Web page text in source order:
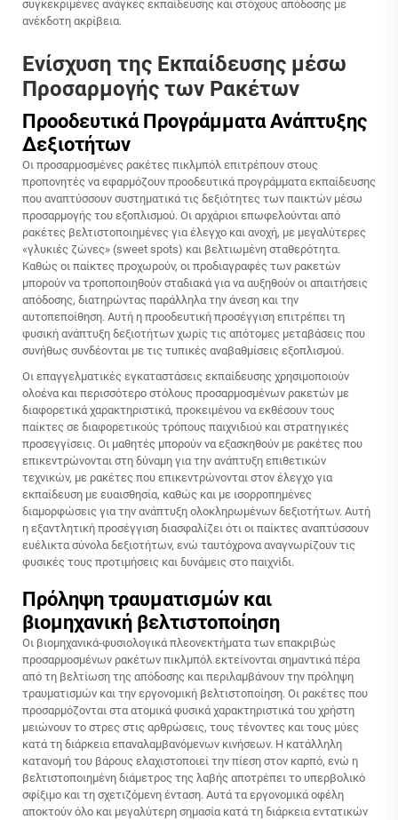
συγκεκριμένες ανάγκες εκπαίδευσης και στόχους απόδοσης με
ανέκδοτη ακρίβεια.
Ενίσχυση της Εκπαίδευσης μέσω
Προσαρμογής των Ρακέτων
Προοδευτικά Προγράμματα Ανάπτυξης
Δεξιοτήτων
Οι προσαρμοσμένες ρακέτες πικλμπόλ επιτρέπουν στους
προπονητές να εφαρμόζουν προοδευτικά προγράμματα εκπαίδευσης
που αναπτύσσουν συστηματικά τις δεξιότητες των παικτών μέσω
προσαρμογής του εξοπλισμού. Οι αρχάριοι επωφελούνται από
ρακέτες βελτιστοποιημένες για έλεγχο και ανοχή, με μεγαλύτερες
«γλυκιές ζώνες» (sweet spots) και βελτιωμένη σταθερότητα.
Καθώς οι παίκτες προχωρούν, οι προδιαγραφές των ρακετών
μπορούν να τροποποιηθούν σταδιακά για να αυξηθούν οι απαιτήσεις
απόδοσης, διατηρώντας παράλληλα την άνεση και την
αυτοπεποίθηση. Αυτή η προοδευτική προσέγγιση επιτρέπει τη
φυσική ανάπτυξη δεξιοτήτων χωρίς τις απότομες μεταβάσεις που
συνήθως συνδέονται με τις τυπικές αναβαθμίσεις εξοπλισμού.
Οι επαγγελματικές εγκαταστάσεις εκπαίδευσης χρησιμοποιούν
ολοένα και περισσότερο στόλους προσαρμοσμένων ρακετών με
διαφορετικά χαρακτηριστικά, προκειμένου να εκθέσουν τους
παίκτες σε διαφορετικούς τρόπους παιχνιδιού και στρατηγικές
προσεγγίσεις. Οι μαθητές μπορούν να εξασκηθούν με ρακέτες που
επικεντρώνονται στη δύναμη για την ανάπτυξη επιθετικών
τεχνικών, με ρακέτες που επικεντρώνονται στον έλεγχο για
εκπαίδευση με ευαισθησία, καθώς και με ισορροπημένες
διαμορφώσεις για την ανάπτυξη ολοκληρωμένων δεξιοτήτων. Αυτή
η εξαντλητική προσέγγιση διασφαλίζει ότι οι παίκτες αναπτύσσουν
ευέλικτα σύνολα δεξιοτήτων, ενώ ταυτόχρονα αναγνωρίζουν τις
φυσικές τους προτιμήσεις και δυνάμεις στο παιχνίδι.
Πρόληψη τραυματισμών και
βιομηχανική βελτιστοποίηση
Οι βιομηχανικά-φυσιολογικά πλεονεκτήματα των επακριβώς
προσαρμοσμένων ρακέτων πικλμπόλ εκτείνονται σημαντικά πέρα
από τη βελτίωση της απόδοσης και περιλαμβάνουν την πρόληψη
τραυματισμών και την εργονομική βελτιστοποίηση. Οι ρακέτες που
προσαρμόζονται στα ατομικά φυσικά χαρακτηριστικά του χρήστη
μειώνουν το στρες στις αρθρώσεις, τους τένοντες και τους μύες
κατά τη διάρκεια επαναλαμβανόμενων κινήσεων. Η κατάλληλη
κατανομή του βάρους ελαχιστοποιεί την πίεση στον καρπό, ενώ η
βελτιστοποιημένη διάμετρος της λαβής αποτρέπει το υπερβολικό
σφίξιμο και τη σχετιζόμενη ένταση. Αυτά τα εργονομικά οφέλη
αποκτούν όλο και μεγαλύτερη σημασία κατά τη διάρκεια εντατικών